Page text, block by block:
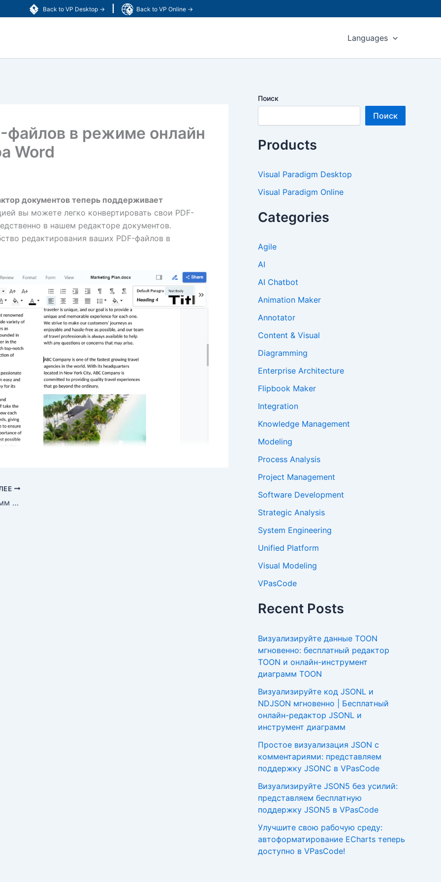
Back to VP Desktop → Back to VP Online →
Languages
файлов в режиме онлайн
Word
документов теперь поддерживает
вы можете легко конвертировать свои PDF-
в нашем редакторе документов.
редактирования ваших PDF-файлов в
Представляем поддержку диаграмм отношений сущностей в OpenDocs: раскройте потенциал генерации диаграмм ERD с помощью ИИ для более умного проектирования баз данных
Поиск
Поиск
Products
Visual Paradigm Desktop
Visual Paradigm Online
Categories
Agile
AI
AI Chatbot
Animation Maker
Annotator
Content & Visual
Diagramming
Enterprise Architecture
Flipbook Maker
Integration
Knowledge Management
Modeling
Process Analysis
Project Management
Software Development
Strategic Analysis
System Engineering
Unified Platform
Visual Modeling
VPasCode
Recent Posts
Визуализируйте данные TOON
мгновенно: бесплатный редактор
TOON и онлайн-инструмент
диаграмм TOON
Визуализируйте код JSONL и
NDJSON мгновенно | Бесплатный
онлайн-редактор JSONL и
инструмент диаграмм
Простое визуализация JSON с
комментариями: представляем
поддержку JSONC в VPasCode
Визуализируйте JSON5 без усилий:
представляем бесплатную
поддержку JSON5 в VPasCode
Улучшите свою рабочую среду:
автоформатирование ECharts теперь
доступно в VPasCode!